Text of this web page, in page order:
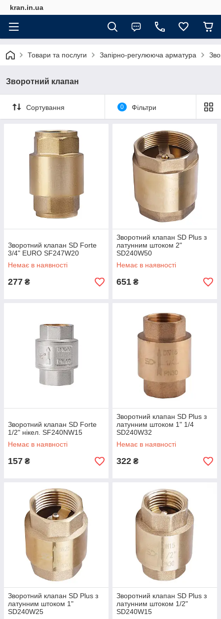
kran.in.ua
Товари та послуги Запірно-регулююча арматура
Зворотний клапан
Сортування 0 Фільтри
Зворотний клапан SD Forte
3/4" EURO SF247W20
Немає в наявності
277 ₴
Зворотний клапан SD Plus з
латунним штоком 2"
SD240W50
Немає в наявності
651 ₴
Зворотний клапан SD Forte
1/2" нікел. SF240NW15
Немає в наявності
157 ₴
Зворотний клапан SD Plus з
латунним штоком 1" 1/4
SD240W32
Немає в наявності
322 ₴
Зворотний клапан SD Plus з
латунним штоком 1"
SD240W25
Зворотний клапан SD Plus з
латунним штоком 1/2"
SD240W15